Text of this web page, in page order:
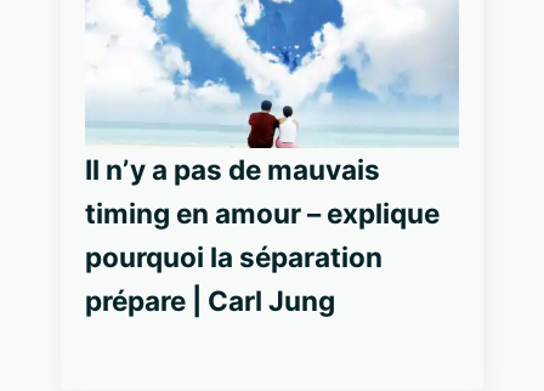
Il n’y a pas de mauvais
timing en amour – explique
pourquoi la séparation
prépare | Carl Jung